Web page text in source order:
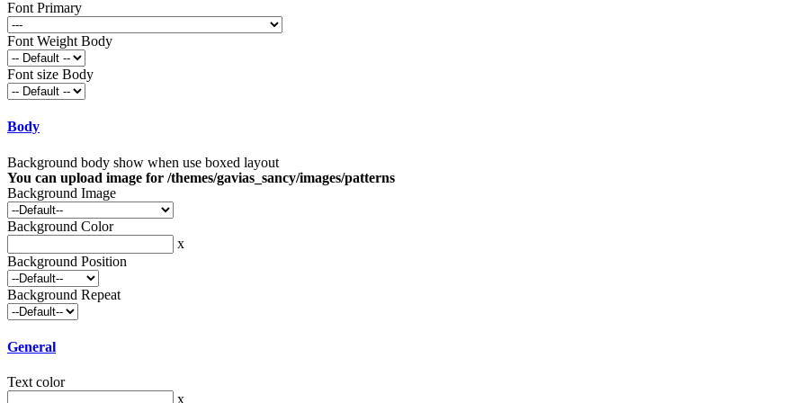
Font Primary
Font Weight Body
Font size Body
Body
Background body show when use boxed layout
You can upload image for /themes/gavias_sancy/images/patterns
Background Image
Background Color
x
Background Position
Background Repeat
General
Text color
x